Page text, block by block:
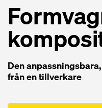
Den
från en tillverkare